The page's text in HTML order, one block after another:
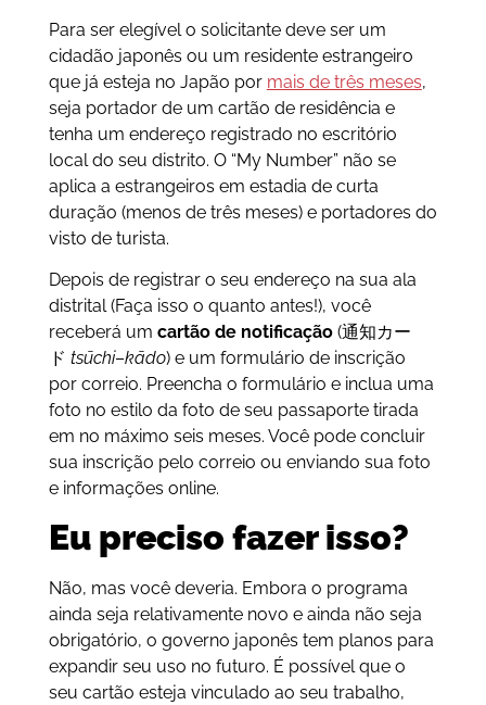
Para ser elegível o solicitante deve ser um
cidadão japonês ou um residente estrangeiro
que já esteja no Japão por mais de três meses,
seja portador de um cartão de residência e
tenha um endereço registrado no escritório
local do seu distrito. O “My Number” não se
aplica a estrangeiros em estadia de curta
duração (menos de três meses) e portadores do
visto de turista.
Depois de registrar o seu endereço na sua ala
distrital (Faça isso o quanto antes!), você
receberá um cartão de notificação(通知カー
ド tsūchi–kādo) e um formulário de inscrição
por correio. Preencha o formulário e inclua uma
foto no estilo da foto de seu passaporte tirada
em no máximo seis meses. Você pode concluir
sua inscrição pelo correio ou enviando sua foto
e informações online.
Eu preciso fazer isso?
Não, mas você deveria. Embora o programa
ainda seja relativamente novo e ainda não seja
obrigatório, o governo japonês tem planos para
expandir seu uso no futuro. É possível que o
seu cartão esteja vinculado ao seu trabalho,